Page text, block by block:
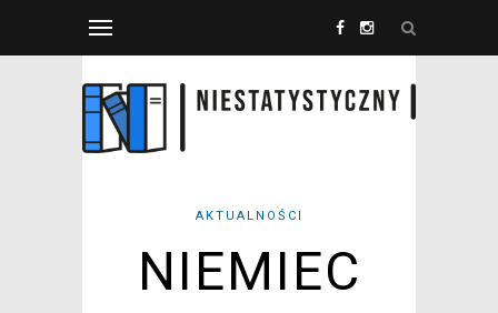
AKTUALNOŚCI
NIEMIEC